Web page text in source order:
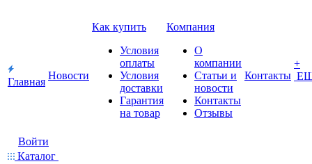
Главная
Новости
Как купить
Условия
оплаты
Условия
доставки
Гарантия
на товар
Компания
О
компании
Статьи и
новости
Контакты
Отзывы
Контакты
+
Войти
Каталог